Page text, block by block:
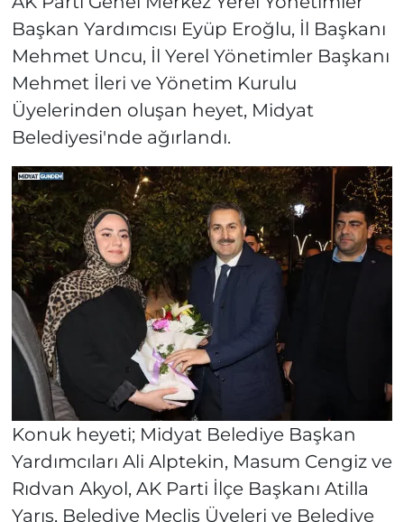
Başkan Yardımcısı Eyüp Eroğlu, İl Başkanı
Mehmet Uncu, İl Yerel Yönetimler Başkanı
Mehmet İleri ve Yönetim Kurulu
Üyelerinden oluşan heyet, Midyat
Belediyesi'nde ağırlandı.
Konuk heyeti; Midyat Belediye Başkan
Yardımcıları Ali Alptekin, Masum Cengiz ve
Rıdvan Akyol, AK Parti İlçe Başkanı Atilla
Yarış, Belediye Meclis Üyeleri ve Belediye